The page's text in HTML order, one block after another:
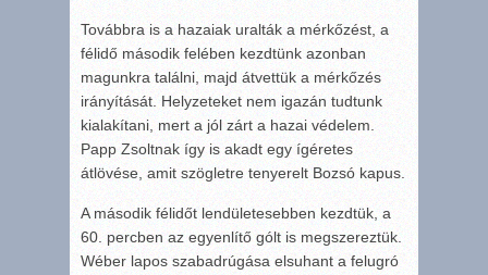
Továbbra is a hazaiak uralták a mérkőzést, a
félidő második felében kezdtünk azonban
magunkra találni, majd átvettük a mérkőzés
irányítását. Helyzeteket nem igazán tudtunk
kialakítani, mert a jól zárt a hazai védelem.
Papp Zsoltnak így is akadt egy ígéretes
átlövése, amit szögletre tenyerelt Bozsó kapus.
A második félidőt lendületesebben kezdtük, a
60. percben az egyenlítő gólt is megszereztük.
Wéber lapos szabadrúgása elsuhant a felugró